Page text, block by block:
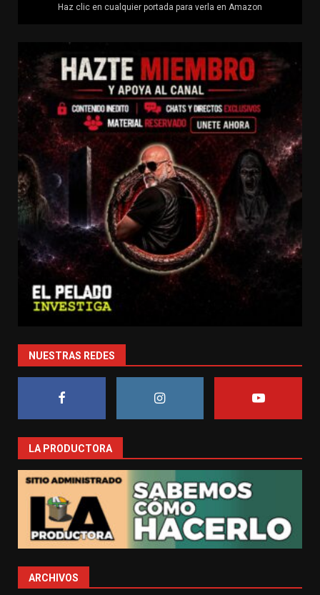
Haz clic en cualquier portada para verla en Amazon
NUESTRAS REDES
LA PRODUCTORA
ARCHIVOS